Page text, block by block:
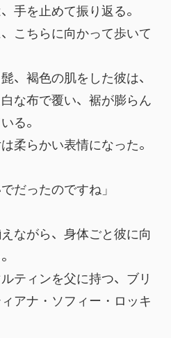
手を止めて振り返る。
こちらに向かって歩いて
、褐色の肌をした彼は、
な布で覆い、裾が膨らん
る。
柔らかい表情になった。
だったのですね」
ながら、身体ごと彼に向
ティンを父に持つ、ブリ
アナ・ソフィー・ロッキ